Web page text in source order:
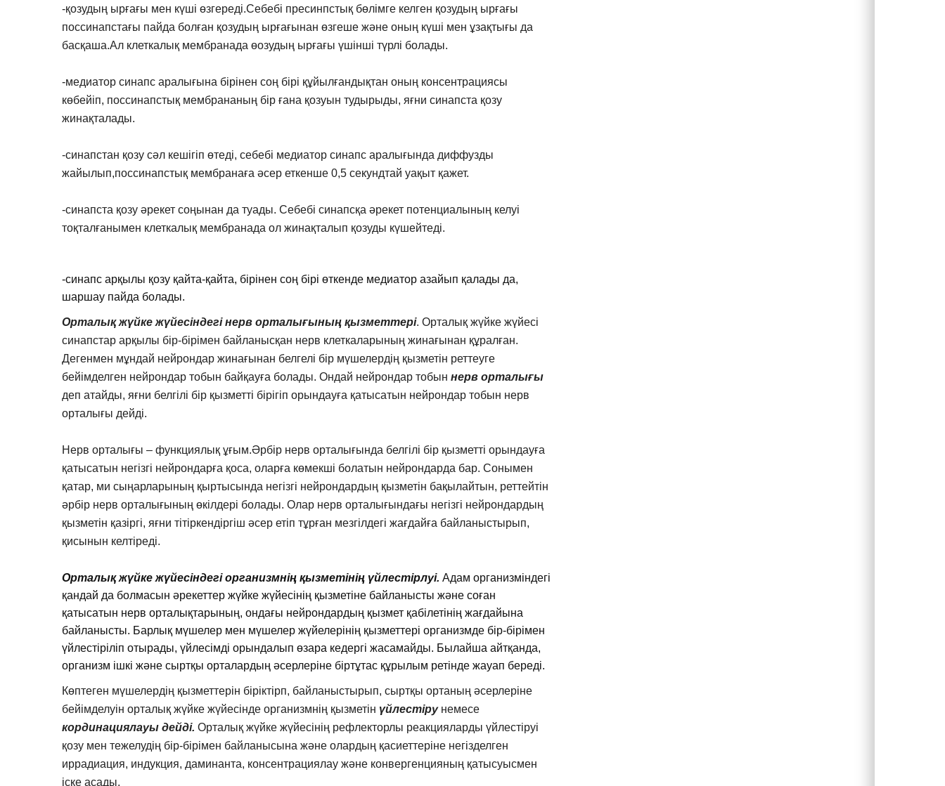
-қозудың ырғағы мен күші өзгереді.Себебі пресинпстық бөлімге келген қозудың ырғағы
поссинапстағы пайда болған қозудың ырғағынан өзгеше және оның күші мен ұзақтығы да
басқаша.Ал клеткалық мембранада өозудың ырғағы үшінші түрлі болады.
-медиатор синапс аралығына бірінен соң бірі құйылғандықтан оның консентрациясы
көбейіп, поссинапстық мембрананың бір ғана қозуын тудырыды, яғни синапста қозу
жинақталады.
-синапстан қозу сәл кешігіп өтеді, себебі медиатор синапс аралығында диффузды
жайылып,поссинапстық мембранаға әсер еткенше 0,5 секундтай уақыт қажет.
-синапста қозу әрекет соңынан да туады. Себебі синапсқа әрекет потенциалының келуі
тоқталғанымен клеткалық мембранада ол жинақталып қозуды күшейтеді.
-синапс арқылы қозу қайта-қайта, бірінен соң бірі өткенде медиатор азайып қалады да,
шаршау пайда болады.
Орталық жүйке жүйесіндегі нерв орталығының қызметтері. Орталық жүйке жүйесі
синапстар арқылы бір-бірімен байланысқан нерв клеткаларының жинағынан құралған.
Дегенмен мұндай нейрондар жинағынан белгелі бір мүшелердің қызметін реттеуге
бейімделген нейрондар тобын байқауға болады. Ондай нейрондар тобын нерв орталығы
деп атайды, яғни белгілі бір қызметті бірігіп орындауға қатысатын нейрондар тобын нерв
орталығы дейді.
Нерв орталығы – функциялық ұғым.Әрбір нерв орталығында белгілі бір қызметті орындауға
қатысатын негізгі нейрондарға қоса, оларға көмекші болатын нейрондарда бар. Сонымен
қатар, ми сыңарларының қыртысында негізгі нейрондардың қызметін бақылайтын, реттейтін
әрбір нерв орталығының өкілдері болады. Олар нерв орталығындағы негізгі нейрондардың
қызметін қазіргі, яғни тітіркендіргіш әсер етіп тұрған мезгілдегі жағдайға байланыстырып,
қисынын келтіреді.
Орталық жүйке жүйесіндегі организмнің қызметінің үйлестірлуі. Адам организміндегі
қандай да болмасын әрекеттер жүйке жүйесінің қызметіне байланысты және соған
қатысатын нерв орталықтарының, ондағы нейрондардың қызмет қабілетінің жағдайына
байланысты. Барлық мүшелер мен мүшелер жүйелерінің қызметтері организмде бір-бірімен
үйлестіріліп отырады, үйлесімді орындалып өзара кедергі жасамайды. Былайша айтқанда,
организм ішкі және сыртқы орталардың әсерлеріне біртұтас құрылым ретінде жауап береді.
Көптеген мүшелердің қызметтерін біріктірп, байланыстырып, сыртқы ортаның әсерлеріне
бейімделуін орталық жүйке жүйесінде организмнің қызметін үйлестірунемесе
кординациялауы дейді. Орталық жүйке жүйесінің рефлекторлы реакцияларды үйлестіруі
қозу мен тежелудің бір-бірімен байланысына және олардың қасиеттеріне негізделген
иррадиация, индукция, даминанта, консентрациялау және конвергенцияның қатысуысмен
іске асады.